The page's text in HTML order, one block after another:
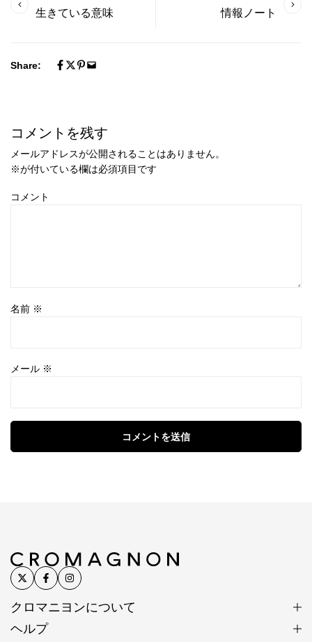
生きている意味 情報ノート
Share:
コメントを残す
メールアドレスが公開されることはありません。
※が付いている欄は必須項目です
コメント
名前 ※
メール ※
コメントを送信
クロマニヨンについて
ヘルプ